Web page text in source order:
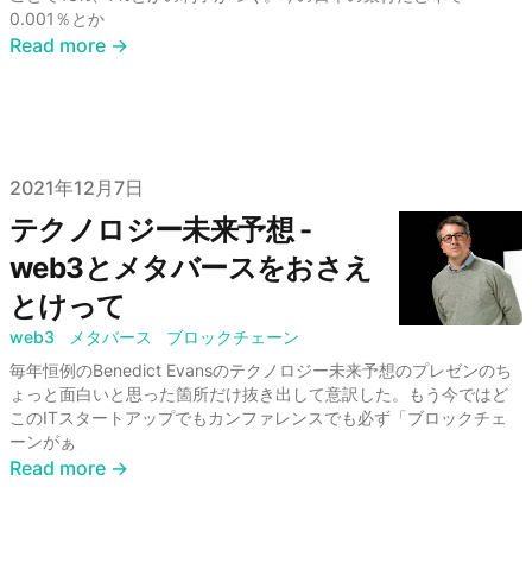
0.001％とか
Read more →
Published on
2021年12月7日
テクノロジー未来予想 -
web3とメタバースをおさえ
とけって
web3 メタバース
ブロックチェーン
毎年恒例のBenedict Evansのテクノロジー未来予想のプレゼンのち
ょっと面白いと思った箇所だけ抜き出して意訳した。もう今ではど
このITスタートアップでもカンファレンスでも必ず「ブロックチェ
ーンがぁ
Read more →